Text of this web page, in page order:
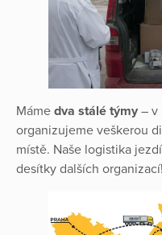
Máme dva stálé týmy – v
organizujeme veškerou
místě. Naše logistika
desítky dalších organizací!